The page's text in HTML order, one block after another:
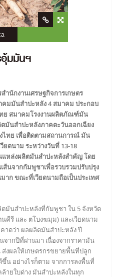
อุ้มมันฯ
ำนักงานเศรษฐกิจการเกษตร
คมมันสำปะหลัง 4 สมาคม ประกอบ
ย สมาคมโรงงานผลิตภัณฑ์มัน
มันสำปะหลังภาคตะวันออกเฉียง
ไทย เพื่อติดตามสถานการณ์ มัน
ยดนาม ระหว่างวันที่ 13-18
แหล่งผลิตมันสำปะหลังสำคัญ โดย
นจากกัมพูชาเพื่อรวบรวมปรับปรุง
ก ขณะที่เวียดนามถือเป็นประเทศ
มันสำปะหลังที่กัมพูชา ใน 5 จังหวัด
คีรี และ ตโบงฆมุม) และเวียดนาม
าดว่า ผลผลิตมันสำปะหลัง ปี
จากปีที่ผ่านมา เนื่องจากราคามัน
ส่งผลให้เกษตรกรขยายพื้นที่ปลูก
น อย่างไรก็ตาม จากการลงพื้นที่
ายใบด่าง มันสำปะหลังในทุก